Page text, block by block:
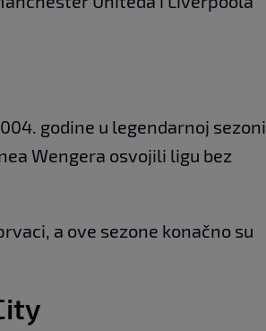
godine u legendarnoj sezoni
Wengera osvojili ligu bez
a ove sezone konačno su